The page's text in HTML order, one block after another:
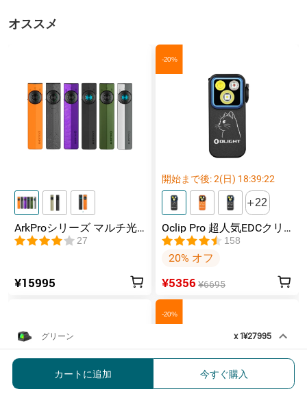
テリー交換可能
グリーン x1¥27995
カートに追加 今すぐ購入
1クリックあたり 1MOA
技術的特徴(TECHNICAL CHARACTERISTICSS)
寸法（長さ×幅×高さ）
1.59 × 0.98 × 0.98 in
（40.4 × 25 × 25 mm）
重さ(Weight) 1.02 oz / 29 g
IPX6
パッケージ内容
. 光学機器 × 1
調整ツール×1
ネジ収納ボックス x 1
. 取扱説明書 × 1
. Osight ステッカーx 1
オススメ
ArkProシリーズ マルチ光
源薄型フラッシュライト
27
¥15995
-20%
開始まで後:2(日) 18:39:19
22
Oclip Pro 超人気EDCクリ
ップライト ランニングラ
イト 3つの光源
158
20% オフ
¥5356¥6695
-20%